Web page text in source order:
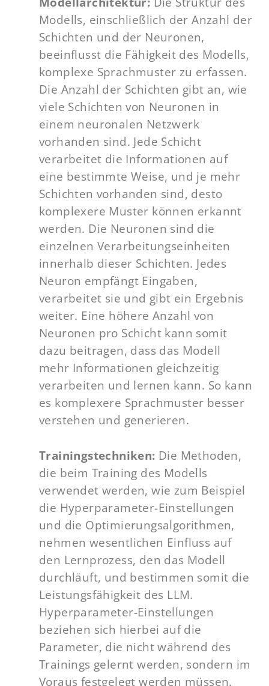
Modells, einschließlich der Anzahl der
Schichten und der Neuronen,
beeinflusst die Fähigkeit des Modells,
komplexe Sprachmuster zu erfassen.
Die Anzahl der Schichten gibt an, wie
viele Schichten von Neuronen in
einem neuronalen Netzwerk
vorhanden sind. Jede Schicht
verarbeitet die Informationen auf
eine bestimmte Weise, und je mehr
Schichten vorhanden sind, desto
komplexere Muster können erkannt
werden. Die Neuronen sind die
einzelnen Verarbeitungseinheiten
innerhalb dieser Schichten. Jedes
Neuron empfängt Eingaben,
verarbeitet sie und gibt ein Ergebnis
weiter. Eine höhere Anzahl von
Neuronen pro Schicht kann somit
dazu beitragen, dass das Modell
mehr Informationen gleichzeitig
verarbeiten und lernen kann. So kann
es komplexere Sprachmuster besser
verstehen und generieren.
Trainingstechniken: Die Methoden,
die beim Training des Modells
verwendet werden, wie zum Beispiel
die Hyperparameter-Einstellungen
und die Optimierungsalgorithmen,
nehmen wesentlichen Einfluss auf
den Lernprozess, den das Modell
durchläuft, und bestimmen somit die
Leistungsfähigkeit des LLM.
Hyperparameter-Einstellungen
beziehen sich hierbei auf die
Parameter, die nicht während des
Trainings gelernt werden, sondern im
Voraus festgelegt werden müssen.